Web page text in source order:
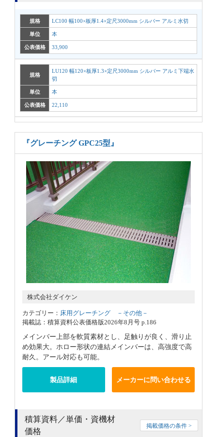
規格 LC100 幅100×板厚1.4×定尺3000mm シルバー アルミ水切
単位 本
公表価格 33,900
規格
LU120 幅120×板厚1.3×定尺3000mm シルバー アルミ下端水
切
単位 本
公表価格 22,110
『グレーチング GPC25型』
株式会社ダイケン
カテゴリー： 床用グレーチング －その他－
掲載誌：積算資料公表価格版2026年8月号 p.186
メインバー上部を軟質素材とし、足触りが良く、滑り止
め効果大。ホロー形状の連結メインバーは、高強度で高
耐久。アール対応も可能。
製品詳細 メーカーに問い合わせる
積算資料／単価・資機材
価格
掲載価格の条件 >